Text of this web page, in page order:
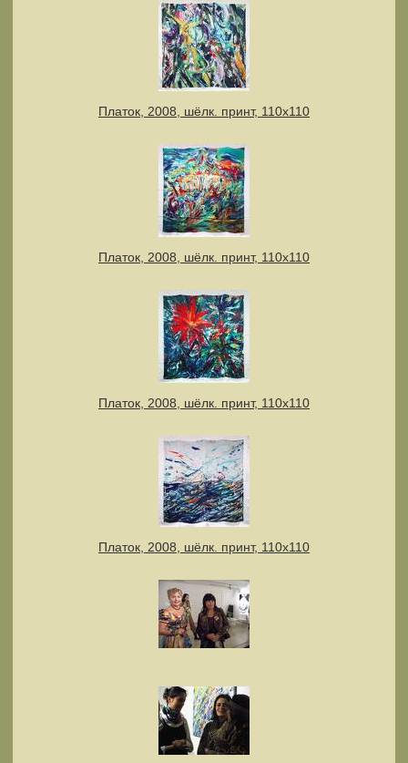
Платок, 2008, шёлк. принт, 110х110
Платок, 2008, шёлк. принт, 110х110
Платок, 2008, шёлк. принт, 110х110
Платок, 2008, шёлк. принт, 110х110